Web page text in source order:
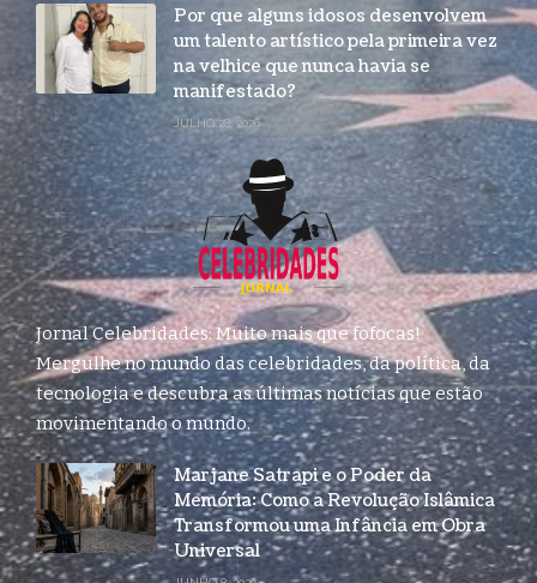
Por que alguns idosos desenvolvem
um talento artístico pela primeira vez
na velhice que nunca havia se
manifestado?
JULHO 28, 2026
Jornal Celebridades: Muito mais que fofocas!
Mergulhe no mundo das celebridades, da política, da
tecnologia e descubra as últimas notícias que estão
movimentando o mundo.
Marjane Satrapi e o Poder da
Memória: Como a Revolução Islâmica
Transformou uma Infância em Obra
Universal